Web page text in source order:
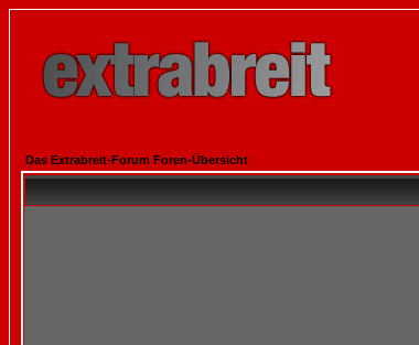
Das Extrabreit-Forum Foren-Übersicht